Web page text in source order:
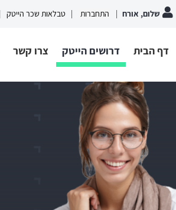
שלום, אורח התחברות טבלאות שכר הייטק
דף הבית דרושים הייטק צרו קשר